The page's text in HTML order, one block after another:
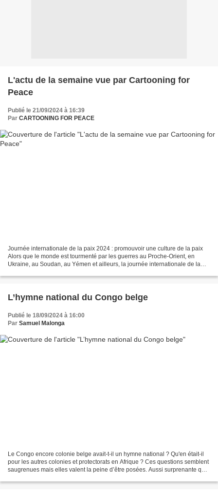
L'actu de la semaine vue par Cartooning for
Peace
Publié le 21/09/2024 à 16:39
Par CARTOONING FOR PEACE
Journée internationale de la paix 2024 : promouvoir une culture de la paix
Alors que le monde est tourmenté par les guerres au Proche-Orient, en
Ukraine, au Soudan, au Yémen et ailleurs, la journée internationale de la
L’hymne national du Congo belge
Publié le 18/09/2024 à 16:00
Par Samuel Malonga
Le Congo encore colonie belge avait-t-il un hymne national ? Qu'en était-il
pour les autres colonies et protectorats en Afrique ? Ces questions semblent
saugrenues mais elles valent la peine d’être posées. Aussi surprenante que